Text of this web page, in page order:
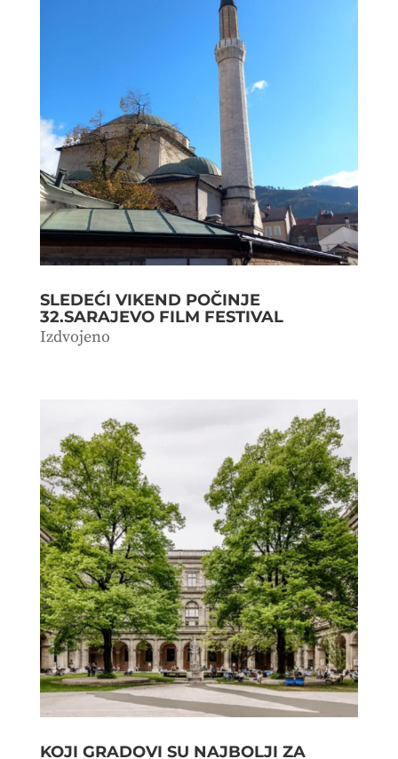
SLEDEĆI VIKEND POČINJE
32.SARAJEVO FILM FESTIVAL
Izdvojeno
KOJI GRADOVI SU NAJBOLJI ZA